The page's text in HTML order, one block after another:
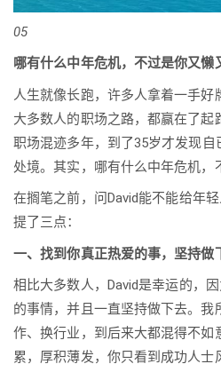
05
哪有什么中年危机，不过是你又懒
人生就像长跑，许多人拿着一手好
大多数人的职场之路，都赢在了
职场混迹多年，到了35岁才发现
处境。其实，哪有什么中年危机，
在搁笔之前，问David能不能给年轻
提了三点：
一、找到你真正热爱的事，坚持做
相比大多数人，David是幸运的，
的事情，并且一直坚持做下去。
作、换行业，到后来大都混得不如
累，厚积薄发，你只看到成功人